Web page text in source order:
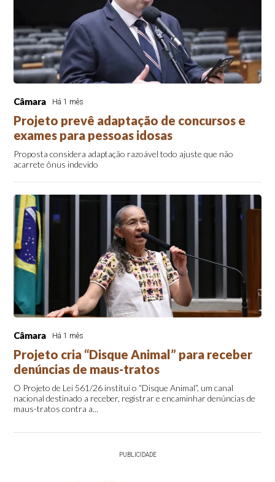
Câmara Há 1 mês
Projeto prevê adaptação de concursos e
exames para pessoas idosas
Proposta considera adaptação razoável todo ajuste que não
acarrete ônus indevido
Câmara Há 1 mês
Projeto cria “Disque Animal” para receber
denúncias de maus-tratos
O Projeto de Lei 561/26 institui o “Disque Animal”, um canal
nacional destinado a receber, registrar e encaminhar denúncias de
maus-tratos contra a...
PUBLICIDADE